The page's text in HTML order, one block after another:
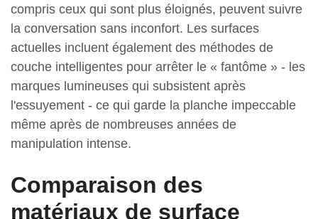
compris ceux qui sont plus éloignés, peuvent suivre
la conversation sans inconfort. Les surfaces
actuelles incluent également des méthodes de
couche intelligentes pour arrêter le « fantôme » - les
marques lumineuses qui subsistent après
l'essuyement - ce qui garde la planche impeccable
même après de nombreuses années de
manipulation intense.
Comparaison des
matériaux de surface